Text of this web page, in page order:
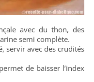
avec du thon, des
semi complète.
servir avec des crudités
de baisser l’index